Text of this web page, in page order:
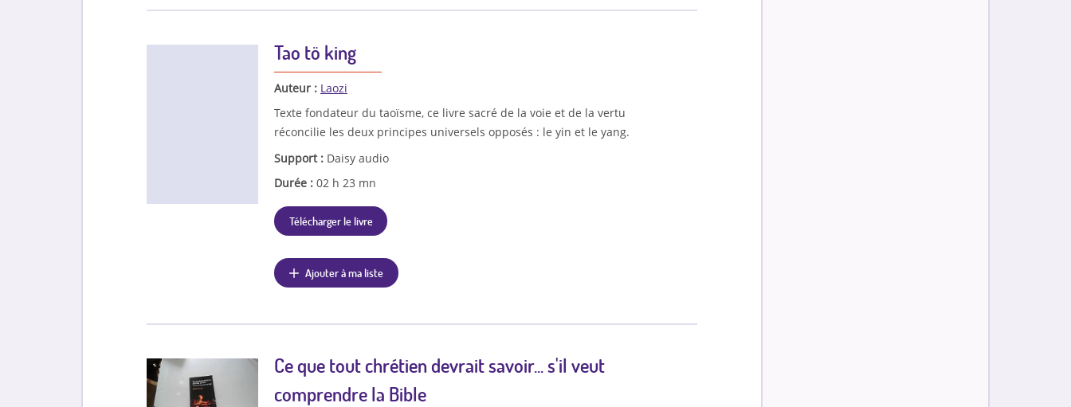
Tao tö king
Auteur : Laozi
Texte fondateur du taoïsme, ce livre sacré de la voie et de la vertu
réconcilie les deux principes universels opposés : le yin et le yang.
Support : Daisy audio
Durée : 02 h 23 mn
Télécharger le livre
Ajouter à ma liste
Ce que tout chrétien devrait savoir... s'il veut
comprendre la Bible